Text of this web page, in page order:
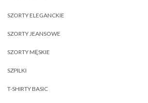
SZORTY ELEGANCKIE
SZORTY JEANSOWE
SZORTY MĘSKIE
SZPILKI
T-SHIRTY BASIC